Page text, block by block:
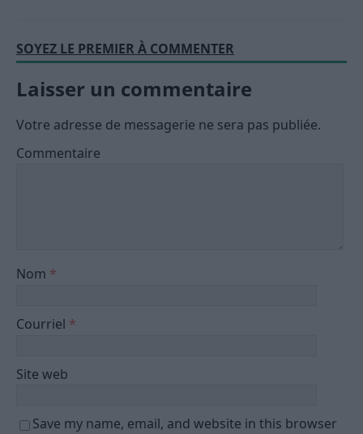
SOYEZ LE PREMIER À COMMENTER
Laisser un commentaire
Votre adresse de messagerie ne sera pas publiée.
Commentaire
Nom *
Courriel *
Site web
Save my name, email, and website in this browser